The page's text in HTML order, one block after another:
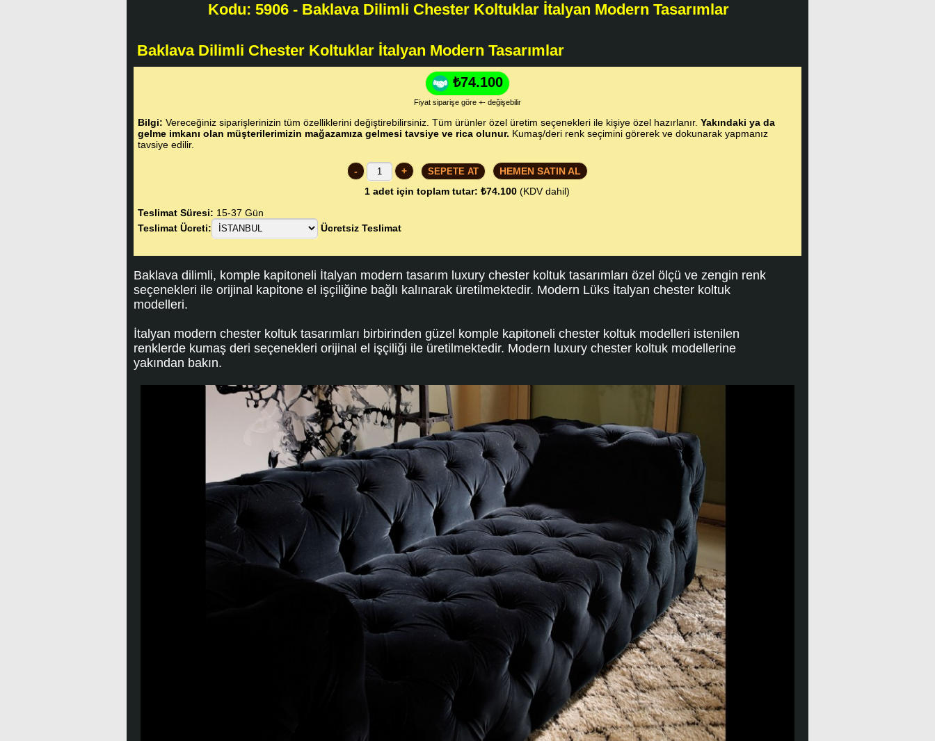
Kodu: 5906 - Baklava Dilimli Chester Koltuklar İtalyan Modern Tasarımlar
Baklava Dilimli Chester Koltuklar İtalyan Modern Tasarımlar
₺74.100
Fiyat siparişe göre +- değişebilir
Bilgi: Vereceğiniz siparişlerinizin tüm özelliklerini değiştirebilirsiniz. Tüm ürünler özel üretim seçenekleri ile kişiye özel hazırlanır. Yakındaki ya da
gelme imkanı olan müşterilerimizin mağazamıza gelmesi tavsiye ve rica olunur. Kumaş/deri renk seçimini görerek ve dokunarak yapmanız
tavsiye edilir.
- +
HEMEN SATIN AL
1 adet için toplam tutar:₺74.100 (KDV dahil)
Teslimat Süresi: 15-37 Gün
Teslimat Ücreti:
Ücretsiz Teslimat
Baklava dilimli, komple kapitoneli İtalyan modern tasarım luxury chester koltuk tasarımları özel ölçü ve zengin renk
seçenekleri ile orijinal kapitone el işçiliğine bağlı kalınarak üretilmektedir. Modern Lüks İtalyan chester koltuk
modelleri.
İtalyan modern chester koltuk tasarımları birbirinden güzel komple kapitoneli chester koltuk modelleri istenilen
renklerde kumaş deri seçenekleri orijinal el işçiliği ile üretilmektedir. Modern luxury chester koltuk modellerine
yakından bakın.